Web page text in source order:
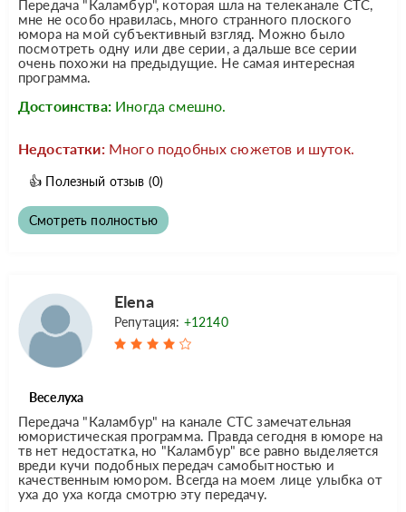
Передача "Каламбур", которая шла на телеканале СТС,
мне не особо нравилась, много странного плоского
юмора на мой субъективный взгляд. Можно было
посмотреть одну или две серии, а дальше все серии
очень похожи на предыдущие. Не самая интересная
программа.
Достоинства: Иногда смешно.
Недостатки: Много подобных сюжетов и шуток.
👍 Полезный отзыв (0)
Смотреть полностью
Elena
Репутация: +12140
Веселуха
Передача "Каламбур" на канале СТС замечательная
юмористическая программа. Правда сегодня в юморе на
тв нет недостатка, но "Каламбур" все равно выделяется
вреди кучи подобных передач самобытностью и
качественным юмором. Всегда на моем лице улыбка от
уха до уха когда смотрю эту передачу.